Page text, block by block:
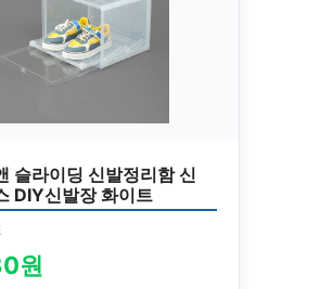
슬라이딩 신발정리함 신
DIY신발장 화이트
원